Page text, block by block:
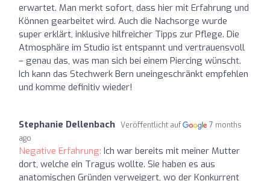
erwartet. Man merkt sofort, dass hier mit Erfahrung und
Können gearbeitet wird. Auch die Nachsorge wurde
super erklärt, inklusive hilfreicher Tipps zur Pflege. Die
Atmosphäre im Studio ist entspannt und vertrauensvoll
– genau das, was man sich bei einem Piercing wünscht.
Ich kann das Stechwerk Bern uneingeschränkt empfehlen
und komme definitiv wieder!
Stephanie Dellenbach Veröffentlicht auf
7 months
ago
Negative Erfahrung: Ich war bereits mit meiner Mutter
dort, welche ein Tragus wollte. Sie haben es aus
anatomischen Gründen verweigert, wo der Konkurrent